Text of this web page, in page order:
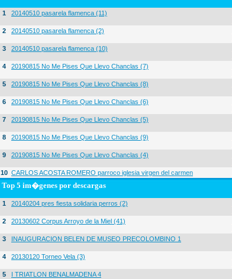
1 20140510 pasarela flamenca (11)
2 20140510 pasarela flamenca (2)
3 20140510 pasarela flamenca (10)
4 20190815 No Me Pises Que Llevo Chanclas (7)
5 20190815 No Me Pises Que Llevo Chanclas (8)
6 20190815 No Me Pises Que Llevo Chanclas (6)
7 20190815 No Me Pises Que Llevo Chanclas (5)
8 20190815 No Me Pises Que Llevo Chanclas (9)
9 20190815 No Me Pises Que Llevo Chanclas (4)
10 CARLOS ACOSTA ROMERO parroco iglesia virgen del carmen
Top 5 im�genes por descargas
1 20140204 pres fiesta solidaria perros (2)
2 20130602 Corpus Arroyo de la Miel (41)
3 INAUGURACION BELEN DE MUSEO PRECOLOMBINO 1
4 20130120 Torneo Vela (3)
5 I TRIATLON BENALMADENA 4